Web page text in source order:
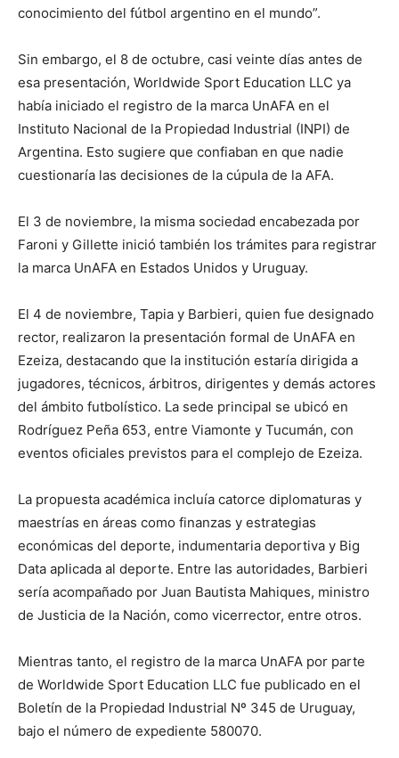
conocimiento del fútbol argentino en el mundo”.
Sin embargo, el 8 de octubre, casi veinte días antes de
esa presentación, Worldwide Sport Education LLC ya
había iniciado el registro de la marca UnAFA en el
Instituto Nacional de la Propiedad Industrial (INPI) de
Argentina. Esto sugiere que confiaban en que nadie
cuestionaría las decisiones de la cúpula de la AFA.
El 3 de noviembre, la misma sociedad encabezada por
Faroni y Gillette inició también los trámites para registrar
la marca UnAFA en Estados Unidos y Uruguay.
El 4 de noviembre, Tapia y Barbieri, quien fue designado
rector, realizaron la presentación formal de UnAFA en
Ezeiza, destacando que la institución estaría dirigida a
jugadores, técnicos, árbitros, dirigentes y demás actores
del ámbito futbolístico. La sede principal se ubicó en
Rodríguez Peña 653, entre Viamonte y Tucumán, con
eventos oficiales previstos para el complejo de Ezeiza.
La propuesta académica incluía catorce diplomaturas y
maestrías en áreas como finanzas y estrategias
económicas del deporte, indumentaria deportiva y Big
Data aplicada al deporte. Entre las autoridades, Barbieri
sería acompañado por Juan Bautista Mahiques, ministro
de Justicia de la Nación, como vicerrector, entre otros.
Mientras tanto, el registro de la marca UnAFA por parte
de Worldwide Sport Education LLC fue publicado en el
Boletín de la Propiedad Industrial Nº 345 de Uruguay,
bajo el número de expediente 580070.